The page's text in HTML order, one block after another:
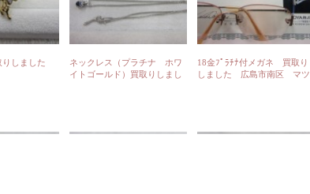
しました
ネックレス（プラチナ ホワ
イトゴールド）買取りしまし
18金ﾌﾟﾗﾁﾅ付メガネ 買取り
しました 広島市南区 マツ